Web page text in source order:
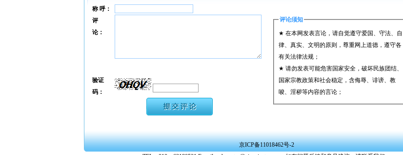
称 呼：
评论须知
★ 在本网发表言论，请自觉遵守爱国、守法、自
律、真实、文明的原则，尊重网上道德，遵守各
有关法律法规；
★ 请勿发表可能危害国家安全，破坏民族团结、
国家宗教政策和社会稳定，含侮辱、诽谤、教
唆、淫秽等内容的言论；
★ 承担一切因您的行为而直接或间接导致的民事
转载、引用或者删除；
★ 参与评论，即表明您已经阅读并接受上述条
评
论：
验证
码：
京ICP备11018462号-2